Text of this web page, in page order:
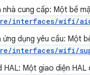
nhà cung cấp: Một bề
interfaces/wifi/
ứng dụng yêu cầu: Một
interfaces/wifi/
HAL: Một giao diện HAL